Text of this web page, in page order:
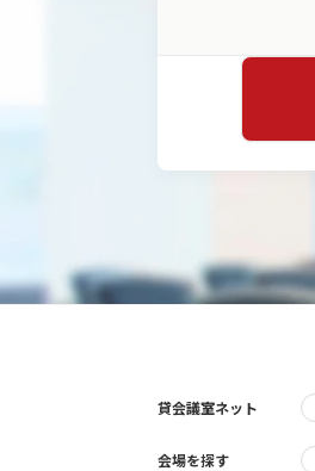
貸会議室ネット
会場を探す